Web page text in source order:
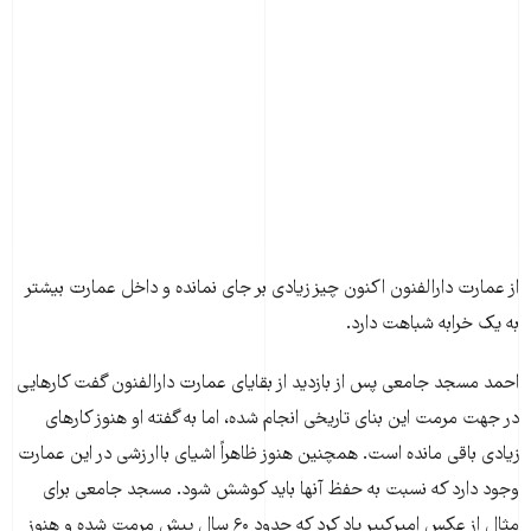
از عمارت دارالفنون اکنون چیز زیادی بر جای نمانده و داخل عمارت بیشتر
به یک خرابه شباهت دارد.
احمد مسجد جامعی پس از بازدید از بقایای عمارت دارالفنون گفت کارهایی
در جهت مرمت این بنای تاریخی انجام شده، اما به گفته او هنوز کارهای
زیادی باقی مانده است. همچنین هنوز ظاهراً اشیای باارزشی در این عمارت
وجود دارد که نسبت به حفظ آنها باید کوشش شود. مسجد جامعی برای